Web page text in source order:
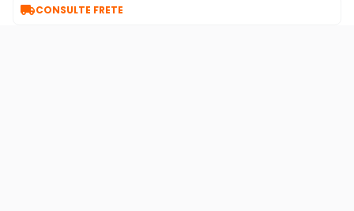
CONSULTE FRETE